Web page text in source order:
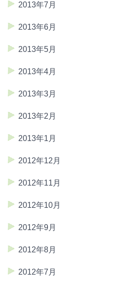
2013年7月
2013年6月
2013年5月
2013年4月
2013年3月
2013年2月
2013年1月
2012年12月
2012年11月
2012年10月
2012年9月
2012年8月
2012年7月